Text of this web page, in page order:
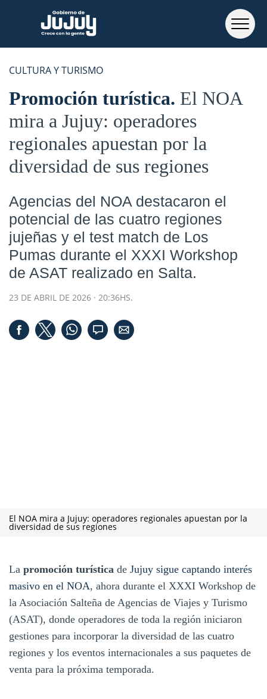
CULTURA Y TURISMO
Promoción turística El NOA
mira a Jujuy: operadores
regionales apuestan por la
diversidad de sus regiones
Agencias del NOA destacaron el
potencial de las cuatro regiones
jujeñas y el test match de Los
Pumas durante el XXXI Workshop
de ASAT realizado en Salta.
23 DE ABRIL DE 2026 · 20:36HS.
El NOA mira a Jujuy: operadores regionales apuestan por la
diversidad de sus regiones
La promoción turística de Jujuy sigue captando interés
masivo en el NOA, ahora durante el XXXI Workshop de
la Asociación Salteña de Agencias de Viajes y Turismo
(ASAT), donde operadores de toda la región iniciaron
gestiones para incorporar la diversidad de las cuatro
regiones y los eventos internacionales a sus paquetes de
venta para la próxima temporada.